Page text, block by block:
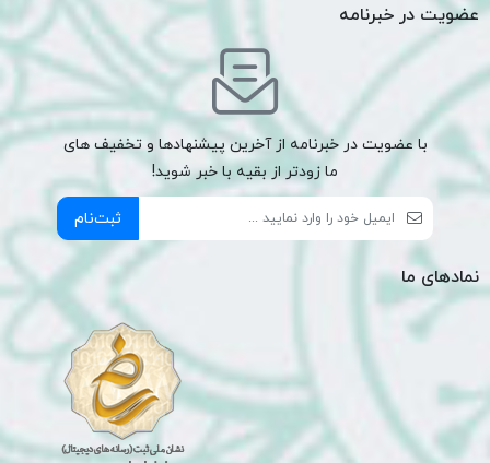
عضویت در خبرنامه
با عضویت در خبرنامه از آخرین پیشنهادها و تخفیف های
ما زودتر از بقیه با خبر شوید!
ثبت‌نام
نمادهای ما